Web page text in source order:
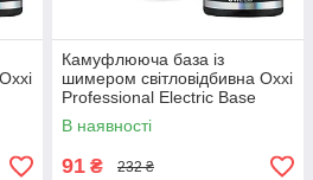
Камуфлююча база із
шимером світловідбивна Oxxi
Professional Electric Base
№02 зелена бірюза, 10 мл
В наявності
91 ₴ 232 ₴